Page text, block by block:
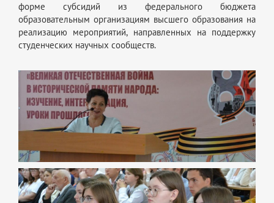
форме субсидий из федерального бюджета
образовательным организациям высшего образования на
реализацию мероприятий, направленных на поддержку
студенческих научных сообществ.